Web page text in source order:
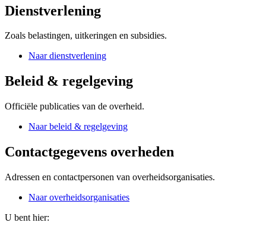
Dienstverlening
Zoals belastingen, uitkeringen en subsidies.
Naar dienstverlening
Beleid & regelgeving
Officiële publicaties van de overheid.
Naar beleid & regelgeving
Contactgegevens overheden
Adressen en contactpersonen van overheidsorganisaties.
Naar overheidsorganisaties
U bent hier: